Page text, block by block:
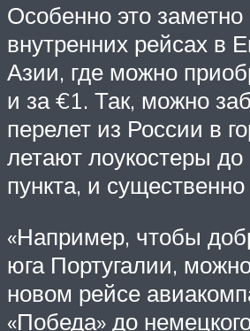
Особенно это заметно
внутренних рейсах в
Азии, где можно
и за €1. Так, можно
перелет из России в
летают лоукостеры до
пункта, и
«Например, чтобы
юга Португалии,
новом рейсе
«Победа» до